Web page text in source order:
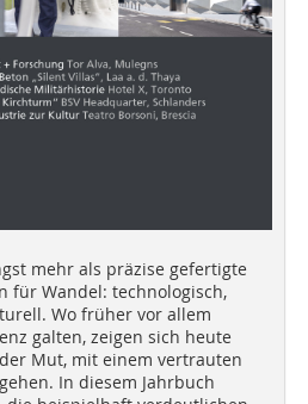
mehr als präzise gefertigte
für Wandel: technologisch,
Wo früher vor allem
galten, zeigen sich heute
Mut, mit einem vertrauten
In diesem Jahrbuch